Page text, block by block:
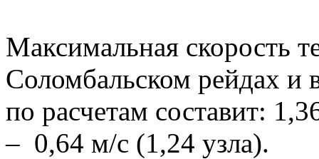
Максимальная скорость
Соломбальском рейдах и
по расчетам составит:
– 0,64 м/с (1,24 узла).